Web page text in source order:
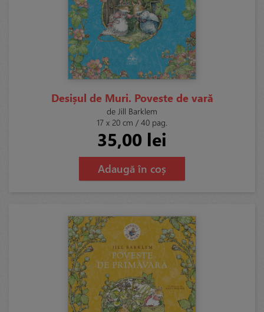
Desișul de Muri. Poveste de vară
de Jill Barklem
17 x 20 cm / 40 pag.
35,00 lei
Adaugă în coș